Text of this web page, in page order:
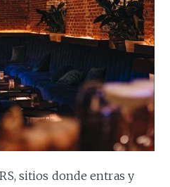
sitios donde entras y